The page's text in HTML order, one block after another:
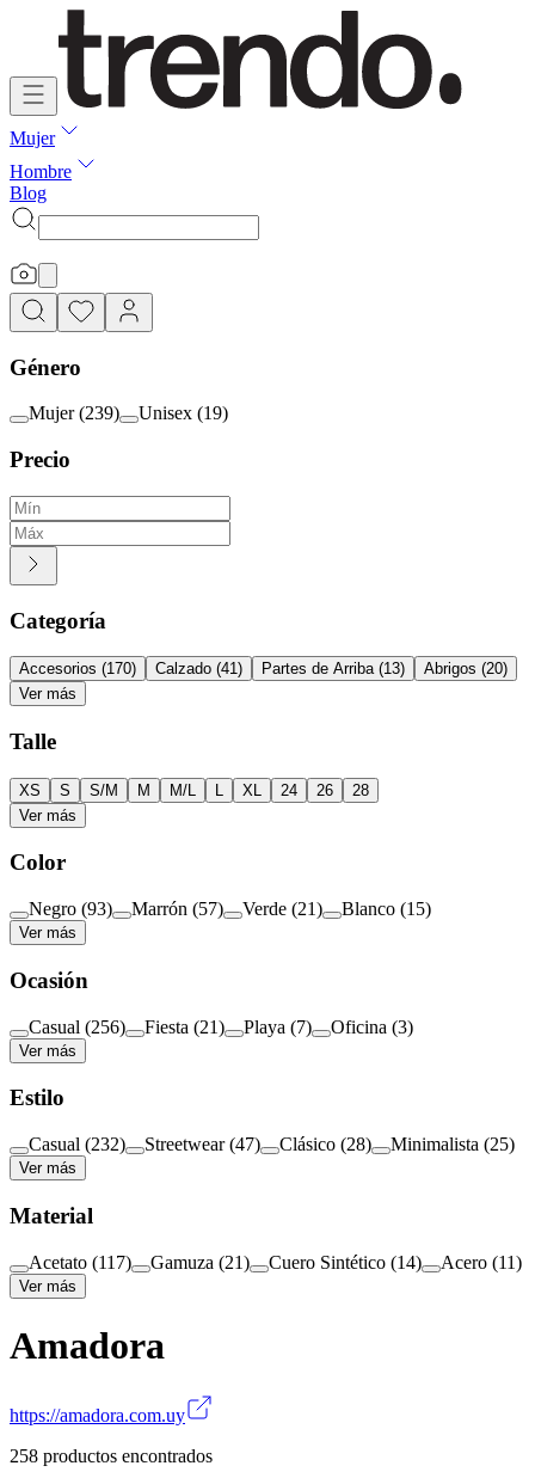
Mujer
Hombre
Blog
Género
Mujer (239) Unisex (19)
Precio
Categoría
Accesorios (170) Calzado (41) Partes de Arriba (13) Abrigos (20)
Ver más
Talle
XS S S/M M M/L XL 24 26
28
Ver más
Color
Negro (93) Marrón (57) Verde (21) Blanco (15)
Ver más
Ocasión
Casual (256) Fiesta (21) Playa (7) Oficina (3)
Ver más
Estilo
Casual (232) Streetwear (47) Clásico (28) Minimalista (25)
Ver más
Material
Acetato (117) Gamuza (21) Cuero Sintético (14) Acero (11)
Ver más
Amadora
https://amadora.com.uy
258 productos encontrados